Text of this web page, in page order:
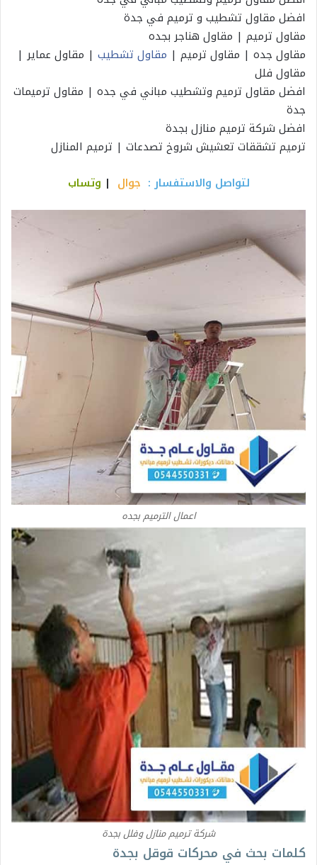
افضل مقاول تشطيب و ترميم في جدة
مقاول ترميم | مقاول هناجر بجده
مقاول جده | مقاول ترميم | مقاول تشطيب | مقاول عماير |
مقاول فلل
افضل مقاول ترميم وتشطيب مباني في جده | مقاول ترميمات
جدة
افضل شركة ترميم منازل بجدة
ترميم تشققات تعشيش شروخ تصدعات | ترميم المنازل
لتواصل والاستفسار : جوال | وتساب
اعمال الترميم بجده
شركة ترميم منازل وفلل بجدة
كلمات بحث في محركات قوقل بجدة